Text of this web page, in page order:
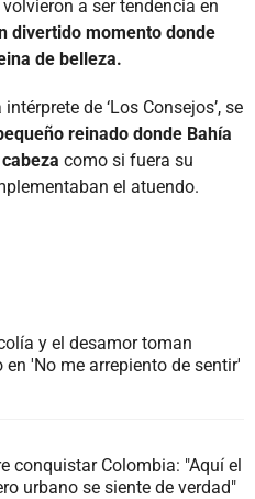
a ser tendencia en
divertido momento donde
de belleza.
de ‘Los Consejos’, se
reinado donde Bahía
como si fuera su
el atuendo.
y el desamor toman
'No me arrepiento de sentir'
conquistar Colombia: "Aquí el
urbano se siente de verdad"